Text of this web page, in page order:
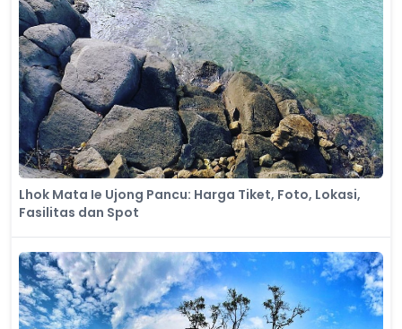
Lhok Mata Ie Ujong Pancu: Harga Tiket, Foto, Lokasi,
Fasilitas dan Spot